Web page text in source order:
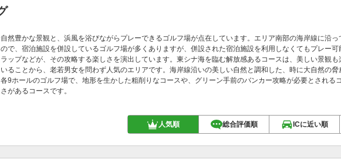
然豊かな景観と、浜風を浴びながらプレーできるゴルフ場が点在しています。エリア南部の海岸線に沿っ
で、宿泊施設を併設しているゴルフ場が多くありますが、併設された宿泊施設を利用しなくてもプレー可
ップなどが、その攻略する楽しさを演出しています。東シナ海を臨む解放感あるコースは、美しい景観
ることから、老若男女を問わず人気のエリアです。海岸線沿いの美しい自然と調和した、時に大自然の
9ホールのゴルフ場で、地形を生かした粗削りなコースや、グリーン手前のバンカー攻略が必要とされる
があるコースです。
人気順 総合評価順 ICに近い順